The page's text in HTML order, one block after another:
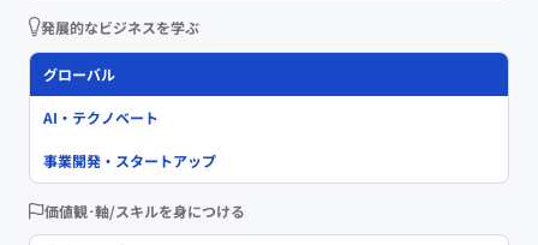
発展的なビジネスを学ぶ
グローバル
AI・テクノベート
事業開発・スタートアップ
価値観･軸/スキルを身につける